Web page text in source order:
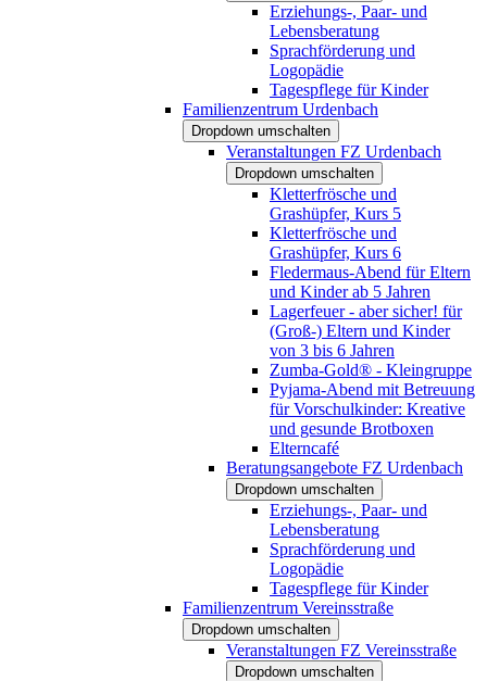
Erziehungs-, Paar- und
Lebensberatung
Sprachförderung und
Logopädie
Tagespflege für Kinder
Familienzentrum Urdenbach
Dropdown umschalten
Veranstaltungen FZ Urdenbach
Dropdown umschalten
Kletterfrösche und
Grashüpfer, Kurs 5
Kletterfrösche und
Grashüpfer, Kurs 6
Fledermaus-Abend für Eltern
und Kinder ab 5 Jahren
Lagerfeuer - aber sicher! für
(Groß-) Eltern und Kinder
von 3 bis 6 Jahren
Zumba-Gold® - Kleingruppe
Pyjama-Abend mit Betreuung
für Vorschulkinder: Kreative
und gesunde Brotboxen
Elterncafé
Beratungsangebote FZ Urdenbach
Dropdown umschalten
Erziehungs-, Paar- und
Lebensberatung
Sprachförderung und
Logopädie
Tagespflege für Kinder
Familienzentrum Vereinsstraße
Dropdown umschalten
Veranstaltungen FZ Vereinsstraße
Dropdown umschalten